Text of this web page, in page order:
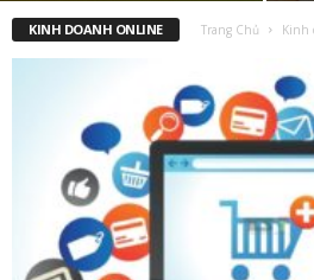
KINH DOANH ONLINE Trang Chủ Kinh